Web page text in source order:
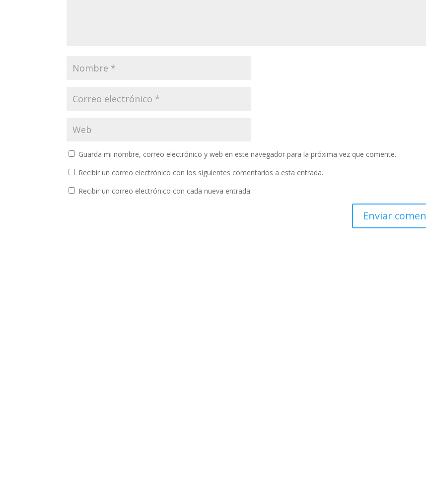
Guarda mi nombre, correo electrónico y web en este navegador para la próxima vez que comente.
Recibir un correo electrónico con los siguientes comentarios a esta entrada.
Recibir un correo electrónico con cada nueva entrada.